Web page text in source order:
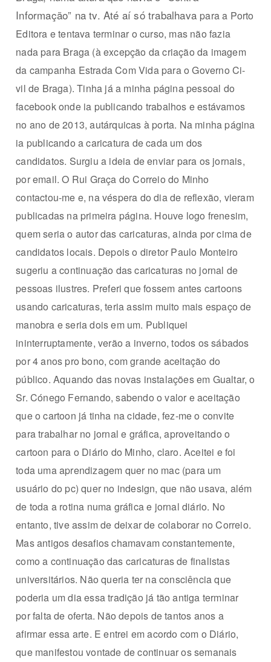
Informação” na tv. Até aí só trabalhava para a Porto
Editora e tentava terminar o curso, mas não fazia
nada para Braga (à excepção da criação da imagem
da campanha Estrada Com Vida para o Governo Ci-
vil de Braga). Tinha já a minha página pessoal do
facebook onde ia publicando trabalhos e estávamos
no ano de 2013, autárquicas à porta. Na minha página
ia publicando a caricatura de cada um dos
candidatos. Surgiu a ideia de enviar para os jornais,
por email. O Rui Graça do Correio do Minho
contactou-me e, na véspera do dia de reflexão, vieram
publicadas na primeira página. Houve logo frenesim,
quem seria o autor das caricaturas, ainda por cima de
candidatos locais. Depois o diretor Paulo Monteiro
sugeriu a continuação das caricaturas no jornal de
pessoas ilustres. Preferi que fossem antes cartoons
usando caricaturas, teria assim muito mais espaço de
manobra e seria dois em um. Publiquei
ininterruptamente, verão a inverno, todos os sábados
por 4 anos pro bono, com grande aceitação do
público. Aquando das novas instalações em Gualtar, o
Sr. Cónego Fernando, sabendo o valor e aceitação
que o cartoon já tinha na cidade, fez-me o convite
para trabalhar no jornal e gráfica, aproveitando o
cartoon para o Diário do Minho, claro. Aceitei e foi
toda uma aprendizagem quer no mac (para um
usuário do pc) quer no indesign, que não usava, além
de toda a rotina numa gráfica e jornal diário. No
entanto, tive assim de deixar de colaborar no Correio.
Mas antigos desafios chamavam constantemente,
como a continuação das caricaturas de finalistas
universitários. Não queria ter na consciência que
poderia um dia essa tradição já tão antiga terminar
por falta de oferta. Não depois de tantos anos a
afirmar essa arte. E entrei em acordo com o Diário,
que manifestou vontade de continuar os semanais